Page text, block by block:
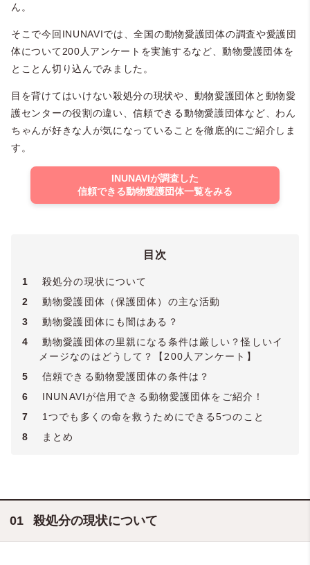
ん。
そこで今回INUNAVIでは、全国の動物愛護団体の調査や愛護団
体について200人アンケートを実施するなど、動物愛護団体を
とことん切り込んでみました。
目を背けてはいけない殺処分の現状や、動物愛護団体と動物愛
護センターの役割の違い、信頼できる動物愛護団体など、わん
ちゃんが好きな人が気になっていることを徹底的にご紹介しま
す。
INUNAVIが調査した
信頼できる動物愛護団体一覧をみる
目次
1
殺処分の現状について
2
動物愛護団体（保護団体）の主な活動
3
動物愛護団体にも闇はある？
4
動物愛護団体の里親になる条件は厳しい？怪しいイ
メージなのはどうして？【200人アンケート】
5
信頼できる動物愛護団体の条件は？
6
INUNAVIが信用できる動物愛護団体をご紹介！
7
1つでも多くの命を救うためにできる5つのこと
8
まとめ
殺処分の現状について